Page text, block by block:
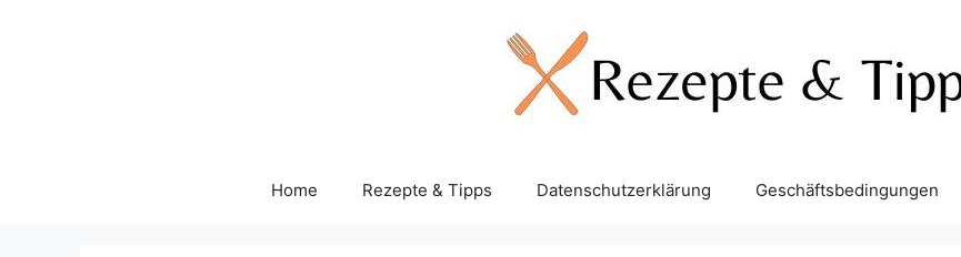
Home Rezepte & Tipps Datenschutzerklärung Geschäftsbedingungen